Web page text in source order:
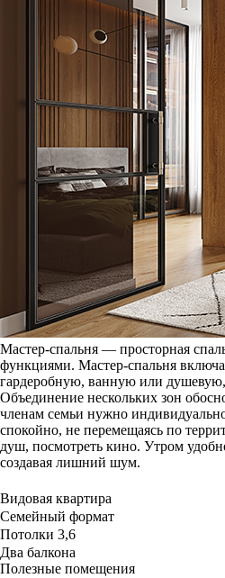
Мастер-спальня — просторная
функциями. Мастер-спальня
гардеробную, ванную или
Объединение нескольких зон
членам семьи нужно
спокойно, не перемещаясь по
душ, посмотреть кино. Утром
создавая лишний шум.
Видовая квартира
Семейный формат
Потолки 3,6
Два балкона
Полезные помещения